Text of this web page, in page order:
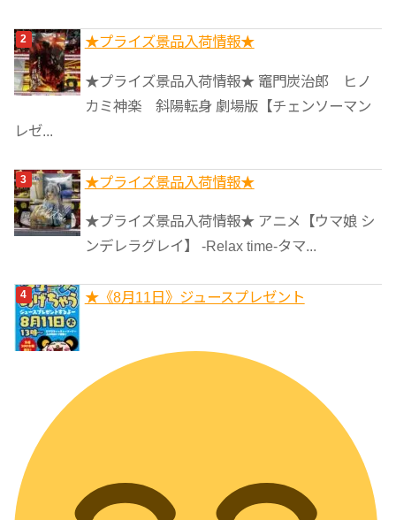
★プライズ景品入荷情報★
★プライズ景品入荷情報★ 竈門炭治郎 ヒノ
カミ神楽 斜陽転身 劇場版【チェンソーマン
レゼ...
★プライズ景品入荷情報★
★プライズ景品入荷情報★ アニメ【ウマ娘 シ
ンデレラグレイ】 -Relax time-タマ...
★《8月11日》ジュースプレゼント